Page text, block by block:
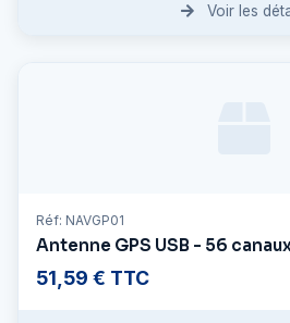
Voir les
Réf: NAVGP01
Antenne GPS USB - 56
51,59 € TTC